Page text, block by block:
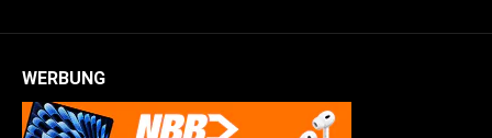
WERBUNG